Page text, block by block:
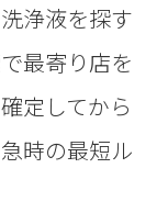
浄液を探す
最寄り店を
定してから
時の最短ル